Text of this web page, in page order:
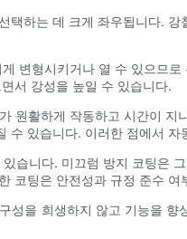
하는 데 크게 좌우됩니다.
변형시키거나 열 수 있으므
서 강성을 높일 수 있습니다.
원활하게 작동하고 시간이
있습니다. 이러한 점에서
습니다. 미끄럼 방지 코팅은
코팅은 안전성과 규정 준수 여
을 희생하지 않고 기능을